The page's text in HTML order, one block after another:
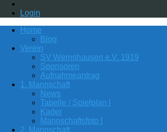
Login
Home
Blog
Verein
SV Wernshausen e.V. 1919
Sponsoren
Aufnahmeantrag
1. Mannschaft
News
Tabelle / Spielplan I
Kader
Mannschaftsfoto I
2. Mannschaft